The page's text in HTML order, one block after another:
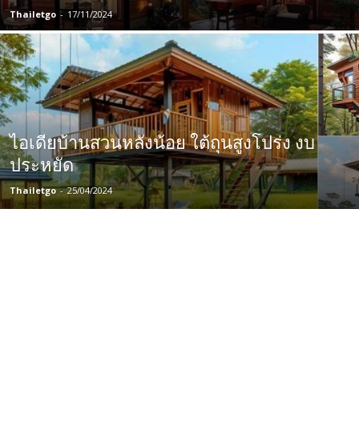
Thailetgo - 17/11/2024
ไอเดียบ้านสวนหลังน้อย ใต้ถุนสูงโปร่ง งบ
ประหยัด
Thailetgo - 25/04/2024